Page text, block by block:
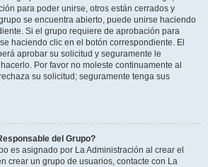
para poder unirse, otros están cerrados y
se encuentra abierto, puede unirse haciendo
Si el grupo requiere de aprobación para
haciendo clic en el botón correspondiente. El
aprobar su solicitud y seguramente le
Por favor no moleste continuamente al
su solicitud; seguramente tenga sus
del Grupo?
es asignado por La Administración al crear el
crear un grupo de usuarios, contacte con La